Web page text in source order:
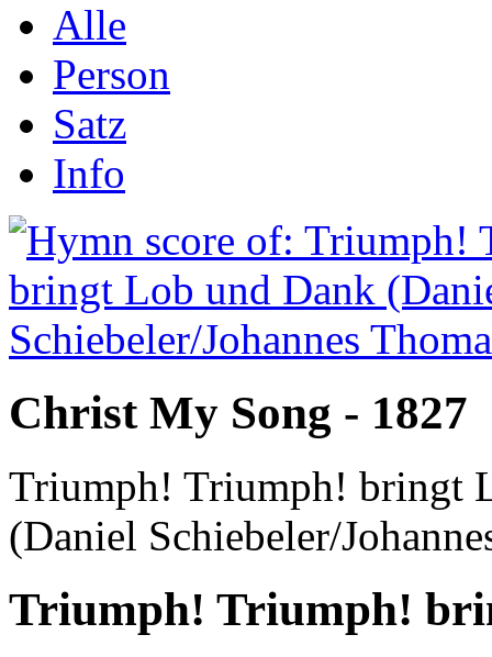
Alle
Person
Satz
Info
Christ My Song - 1827
Triumph! Triumph! bringt
(Daniel Schiebeler/
Triumph! Triumph!